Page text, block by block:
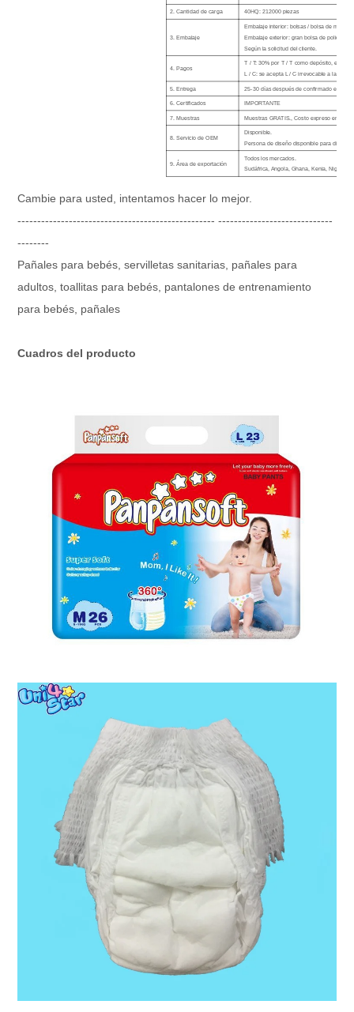
2. Cantidad de carga 40HQ: 212000 piezas
3. Embalaje
Embalaje interior: bolsas / bolsa de marca
Embalaje exterior: gran bolsa de polietileno
Según la solicitud del cliente.
4. Pagos
T / T: 30% por T / T como depósito, el
L / C: se acepta L / C irrevocable a la vista.
5. Entrega 25-30 días después de confirmado el
6. Certificados IMPORTANTE
7. Muestras Muestras GRATIS., Costo expreso en la
8. Servicio de OEM
Disponible.
Persona de diseño disponible para diseñar
9. Área de exportación
Todos los mercados.
Sudáfrica, Angola, Ghana, Kenia, Nigeria,
Cambie para usted, intentamos hacer lo mejor.
-------------------------------------------------- -----------------------------
--------
Pañales para bebés, servilletas sanitarias, pañales para
adultos, toallitas para bebés, pantalones de entrenamiento
para bebés, pañales
Cuadros del producto